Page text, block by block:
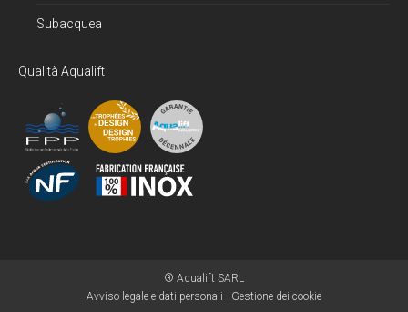
Subacquea
Qualità Aqualift
® Aqualift SARL
Avviso legale e dati personali - Gestione dei cookie